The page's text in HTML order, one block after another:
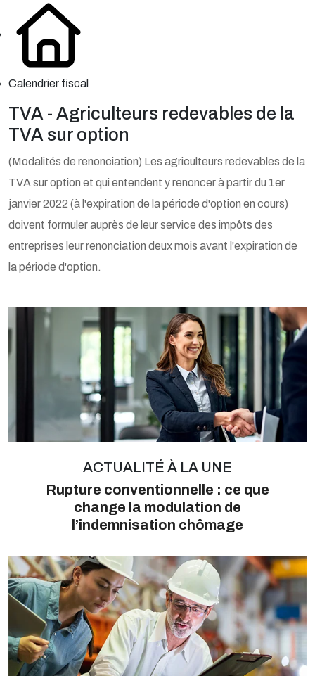
Calendrier fiscal
TVA - Agriculteurs redevables de la
TVA sur option
(Modalités de renonciation) Les agriculteurs redevables de la
TVA sur option et qui entendent y renoncer à partir du 1er
janvier 2022 (à l'expiration de la période d'option en cours)
doivent formuler auprès de leur service des impôts des
entreprises leur renonciation deux mois avant l'expiration de
la période d'option.
ACTUALITÉ À LA UNE
Rupture conventionnelle : ce que
change la modulation de
l’indemnisation chômage